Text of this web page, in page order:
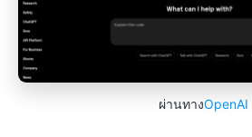
ผ่านทางOpenAI